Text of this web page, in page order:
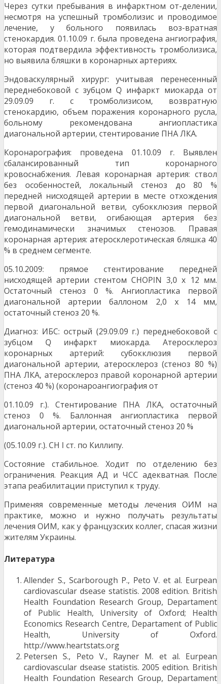
Через сутки пребывания в инфарктном от-делении,
несмотря на успешный тромболизис и проводимое
лечение, у больного появилась воз-вратная
стенокардия. 01.10.09 г. была проведена ангиография,
которая подтвердила эффектив­ность тромболизиса,
но выявила бляшки в коро­нарных артериях.
Эндоваскулярный хирург: учитывая перенесенный
переднебоковой с зубцом Q инфаркт миокарда от
29.09.09 г. с тромболизисом, возвратную
стенокардию, объем поражения коронарного русла,
больному рекомендована ангиопластика
диагональной артерии, стентирование ПНА ЛКА.
Коронарография: проведена 01.10.09 г. Выявлен
сбалансированный тип коронарного
кровоснабжения. Левая коронарная артерия: ствол
без особенностей, локальный стеноз до 80 %
передней нисходящей артерии в месте отхождения
первой диагональной ветви, субокклюзия первой
диагональной ветви, огибающая артерия без
гемодинамически значимых стенозов. Правая
коронарная артерия: атеросклеротическая бляшка 40
% в среднем сегменте.
05.10.2009: прямое стентирование передней
нисходящей артерии стентом CHOPIN 3,0 x 12 мм.
Остаточный стеноз 0 %. Ангиопластика первой
диагональной артерии баллоном 2,0 x 14 мм,
остаточный стеноз 20 %.
Диагноз: ИБС: острый (29.09.09 г.) переднебоковой с
зубцом Q инфаркт миокарда. Атеросклероз
коронарных артерий: субокклюзия первой
диагональной артерии, атеросклероз (стеноз 80 %)
ПНА ЛКА, атеросклероз правой коронарной артерии
(стеноз 40 %) (коронароангиография от
01.10.09 г.). Стентирование ПНА ЛКА, остаточный
стеноз 0 %. Баллонная ангиопластика первой
диагональной артерии, остаточный стеноз 20 %
(05.10.09 г.). СН I ст. по Киллипу.
Состояние стабильное. Ходит по отделению без
ограничения. Реакция АД и ЧСС адекватная. После
этапа реабилитации приступил к труду.
Применяя современные методы лечения ОИМ на
практике, можно и нужно получать результаты
лечения ОИМ, как у французских коллег, спасая жизни
жителям Украины.
Литература
Allender S., Scarborough P., Peto V. et al. Eurpean
cardiovascular dsease statistis. 2008 edition. British
Health Foundation Research Group, Departament
of Public Health, University of Oxford; Health
Economics Research Centre, Departament of Public
Health, University of Oxford.
http://www.heartstats.org
Petersen S., Peto V., Rayner M. et al. Eurpean
cardiovascular dsease statistis. 2005 edition. British
Health Foundation Research Group, Departament